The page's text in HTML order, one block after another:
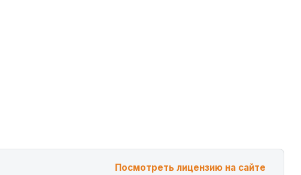
Посмотреть лицензию на сайте